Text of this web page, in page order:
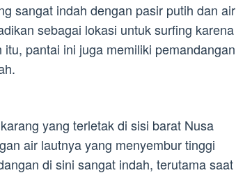
sangat indah dengan pasir putih dan air
sebagai lokasi untuk surfing karena
pantai ini juga memiliki pemandangan
yang terletak di sisi barat Nusa
air lautnya yang menyembur tinggi
di sini sangat indah, terutama saat